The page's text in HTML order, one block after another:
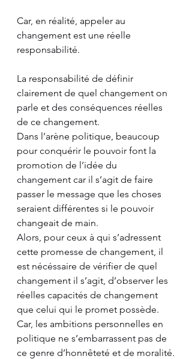
Car, en réalité, appeler au
changement est une réelle
responsabilité.
La responsabilité de définir
clairement de quel changement on
parle et des conséquences réelles
de ce changement.
Dans l’arène politique, beaucoup
pour conquérir le pouvoir font la
promotion de l’idée du
changement car il s’agit de faire
passer le message que les choses
seraient différentes si le pouvoir
changeait de main.
Alors, pour ceux à qui s’adressent
cette promesse de changement, il
est nécéssaire de vérifier de quel
changement il s’agit, d’observer les
réelles capacités de changement
que celui qui le promet possède.
Car, les ambitions personnelles en
politique ne s’embarrassent pas de
ce genre d’honnêteté et de moralité.